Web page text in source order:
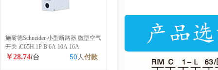
施耐德Schneider 小型断路器 微型空气
开关 iC65H 1P B 6A 10A 16A
￥28.74/台 50人付款